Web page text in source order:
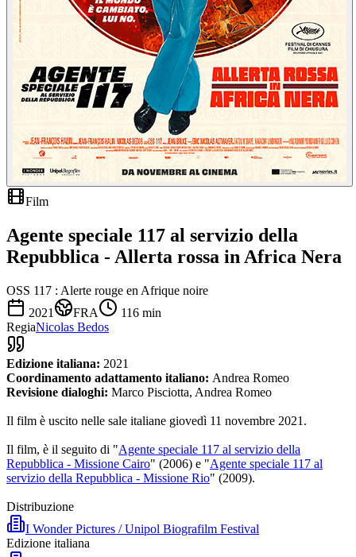
Film
Agente speciale 117 al servizio della
Repubblica - Allerta rossa in Africa Nera
OSS 117 : Alerte rouge en Afrique noire
2021
FRA 116 min
RegiaNicolas Bedos
Edizione italiana: 2021
Coordinamento adattamento italiano: Andrea Romeo
Revisione dialoghi: Marco Pisciotta, Andrea Romeo
Il film è uscito nelle sale italiane giovedì 11 novembre 2021.
Il film, è il seguito di "Agente speciale 117 al servizio della
Repubblica - Missione Cairo" (2006) e "Agente speciale 117 al
servizio della Repubblica - Missione Rio" (2009).
Distribuzione
I Wonder Pictures / Unipol Biografilm Festival
Edizione italiana